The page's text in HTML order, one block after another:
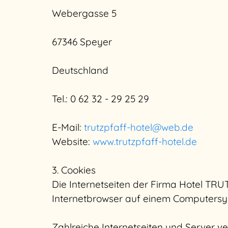
Webergasse 5
67346 Speyer
Deutschland
Tel.: 0 62 32 - 29 25 29
E-Mail: trutzpfaff-hotel@web.de
Website: www.trutzpfaff-hotel.de
3. Cookies
Die Internetseiten der Firma Hotel
Internetbrowser auf einem